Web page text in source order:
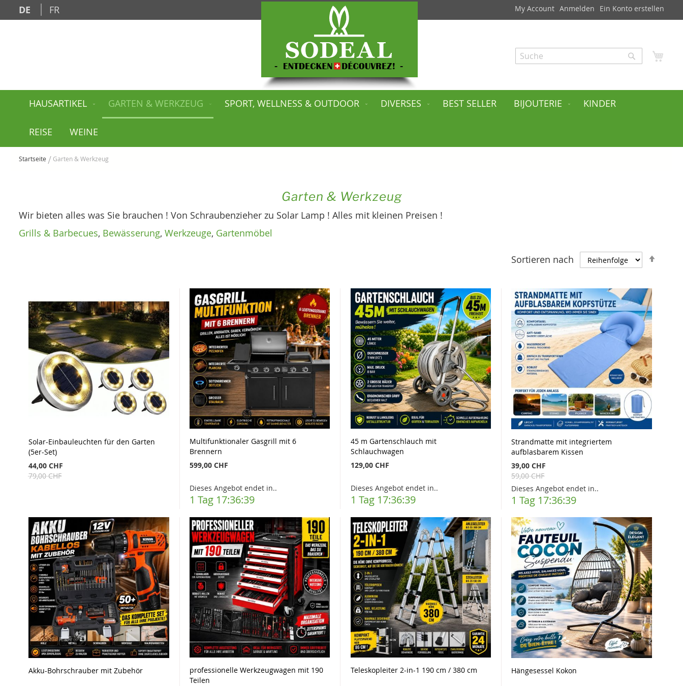
My Account Anmelden Ein Konto erstellen
Zum
Inhalt
DE FR
Search
HAUSARTIKEL GARTEN & WERKZEUG SPORT, WELLNESS & OUTDOOR DIVERSES BEST SELLER BIJOUTERIE KINDER
REISE WEINE
Startseite Garten & Werkzeug
Garten & Werkzeug
Wir bieten alles was Sie brauchen ! Von Schraubenzieher zu Solar Lamp ! Alles mit kleinen Preisen !
Grills & Barbecues, Bewässerung, Werkzeuge, Gartenmöbel
Sortieren nach
Solar-Einbauleuchten für den Garten
(5er-Set)
44,00 CHF
79,00 CHF
Multifunktionaler Gasgrill mit 6
Brennern
599,00 CHF
Dieses Angebot endet in..
1 Tag 17:36:37
45 m Gartenschlauch mit
Schlauchwagen
129,00 CHF
Dieses Angebot endet in..
1 Tag 17:36:37
Strandmatte mit integriertem
aufblasbarem Kissen
39,00 CHF
59,00 CHF
Dieses Angebot endet in..
1 Tag 17:36:37
Akku-Bohrschrauber mit Zubehör
professionelle Werkzeugwagen mit 190
Teilen
Teleskopleiter 2-in-1 190 cm / 380 cm Hängesessel Kokon